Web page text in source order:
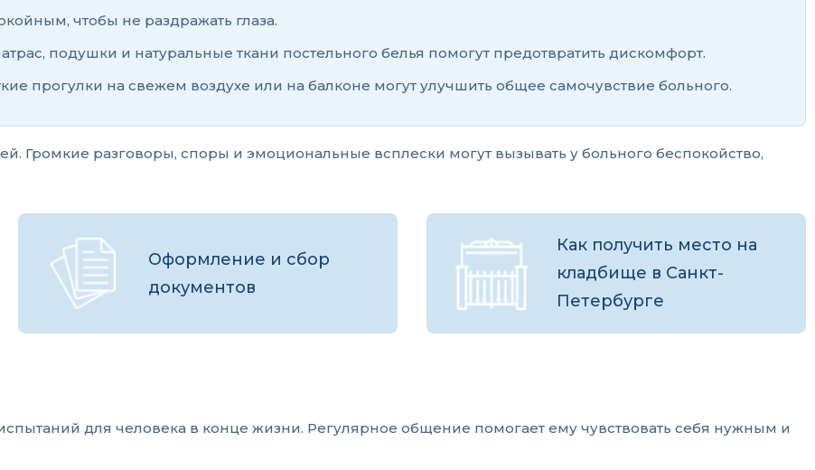
чтобы не раздражать глаза.
подушки и натуральные ткани постельного белья помогут предотвратить дискомфорт.
прогулки на свежем воздухе или на балконе могут улучшить общее самочувствие больного.
разговоры, споры и эмоциональные всплески могут вызывать у больного беспокойство,
Оформление и сбор
документов
Как получить место на
кладбище в Санкт-
Петербурге
для человека в конце жизни. Регулярное общение помогает ему чувствовать себя нужным и